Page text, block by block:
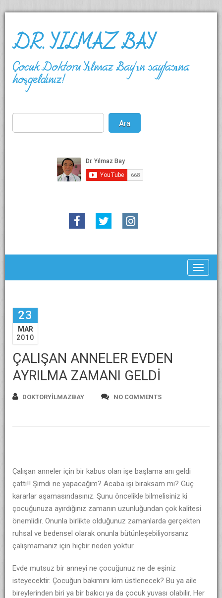
DR. YILMAZ BAY
Çocuk Doktoru Yılmaz Bay'ın sayfasına
hoşgeldiniz!
23
MAR
2010
ÇALIŞAN ANNELER EVDEN
AYRILMA ZAMANI GELDİ
DOKTORYILMAZBAY NO COMMENTS
Çalışan anneler için bir kabus olan işe başlama anı geldi
çattı!! Şimdi ne yapacağım? Acaba işi bıraksam mı? Güç
kararlar aşamasındasınız. Şunu öncelikle bilmelisiniz ki
çocuğunuza ayırdığınız zamanın uzunluğundan çok kalitesi
önemlidir. Onunla birlikte olduğunuz zamanlarda gerçekten
ruhsal ve bedensel olarak onunla bütünleşebiliyorsanız
çalışmamanız için hiçbir neden yoktur.
Evde mutsuz bir anneyi ne çocuğunuz ne de eşiniz
isteyecektir. Çocuğun bakımını kim üstlenecek? Bu ya aile
bireylerinden biri ya bir bakıcı ya da çocuk yuvası olabilir. Her